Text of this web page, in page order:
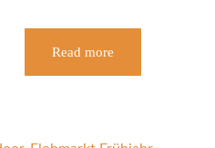
Read more